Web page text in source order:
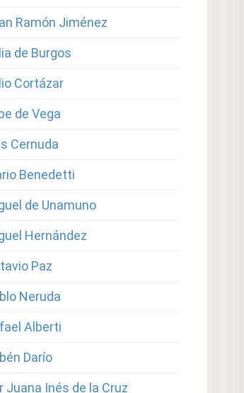
Ramón Jiménez
de Burgos
Cortázar
de Vega
Cernuda
Benedetti
de Unamuno
Hernández
Paz
Neruda
Alberti
Darío
Juana Inés de la Cruz